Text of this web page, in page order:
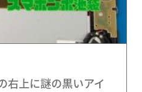
右上に謎の黒いアイ